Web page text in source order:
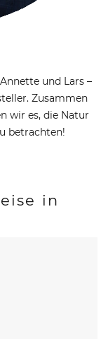
und Lars –
Zusammen
wir es, die Natur
betrachten!
in